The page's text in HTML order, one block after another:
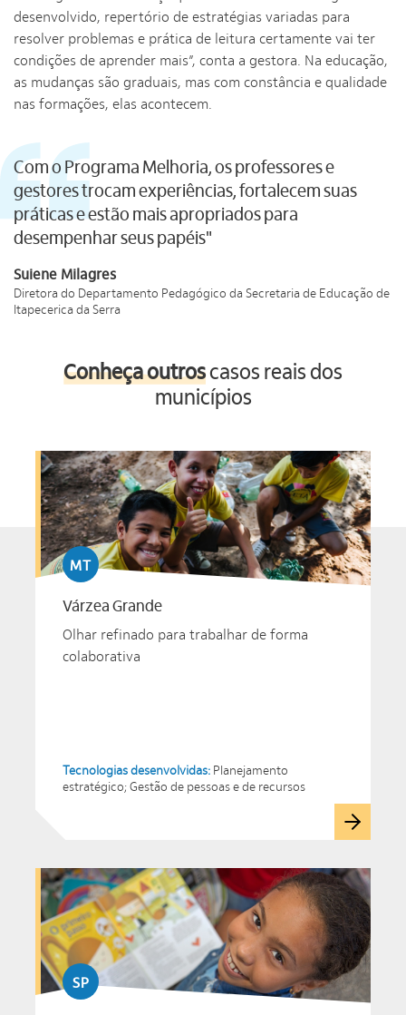
desenvolvido, repertório de estratégias variadas para
resolver problemas e prática de leitura certamente vai ter
condições de aprender mais”, conta a gestora. Na educação,
as mudanças são graduais, mas com constância e qualidade
nas formações, elas acontecem.
Com o Programa Melhoria, os professores e
gestores trocam experiências, fortalecem suas
práticas e estão mais apropriados para
desempenhar seus papéis"
Suiene Milagres
Diretora do Departamento Pedagógico da Secretaria de Educação de
Itapecerica da Serra
Conheça outroscasos reais dos
municípios
MT
Várzea Grande
Olhar refinado para trabalhar de forma
colaborativa
Tecnologias desenvolvidas: Planejamento
estratégico; Gestão de pessoas e de recursos
SP